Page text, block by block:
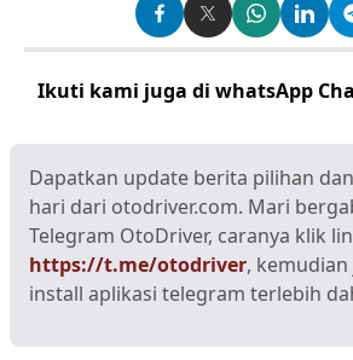
Ikuti kami juga di whatsApp
Dapatkan update berita pilihan
hari dari otodriver.com. Mari
Telegram OtoDriver, caranya klik
https://t.me/otodriver,
install aplikasi telegram terlebih